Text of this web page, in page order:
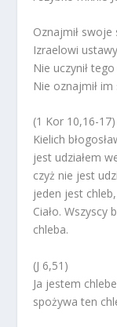
Oznajmił swoje
Izraelowi
Nie uczynił
Nie oznajmił
(1 Kor 10,16-17)
Kielich
jest udziałem
czyż nie jest
jeden jest
Ciało.
chleba.
(J 6,51)
Ja jestem
spożywa ten